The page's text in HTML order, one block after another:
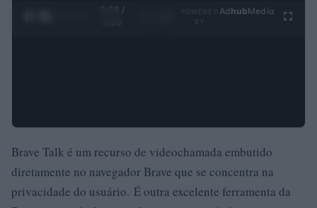
0:29 /
Ad hubMedia
Brave Talk é um recurso de videochamada embutido
diretamente no navegador Brave que se concentra na
privacidade do usuário. É outra excelente ferramenta da